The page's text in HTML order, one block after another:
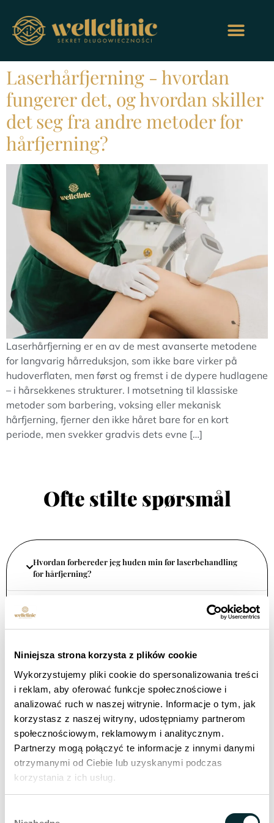
Niniejsza strona korzysta z plików cookie
Wykorzystujemy pliki cookie do spersonalizowania treści
i reklam, aby oferować funkcje społecznościowe i
analizować ruch w naszej witrynie. Informacje o tym, jak
korzystasz z naszej witryny, udostępniamy partnerom
społecznościowym, reklamowym i analitycznym.
Partnerzy mogą połączyć te informacje z innymi danymi
otrzymanymi od Ciebie lub uzyskanymi podczas
korzystania z ich usług.
Laserhårfjerning - hvordan
fungerer det, og hvordan skiller
det seg fra andre metoder for
hårfjerning?
Laserhårfjerning er en av de mest avanserte metodene
for langvarig hårreduksjon, som ikke bare virker på
hudoverflaten, men først og fremst i de dypere hudlagene
– i hårsekkenes strukturer. I motsetning til klassiske
metoder som barbering, voksing eller mekanisk
hårfjerning, fjerner den ikke håret bare for en kort
periode, men svekker gradvis dets evne […]
Ofte stilte spørsmål
Hvordan forbereder jeg huden min før laserbehandling
for hårfjerning?
Hvor lenge varer resultatene etter å ha fullført hele serien
Kan hårfjerning med laser forårsake bivirkninger?
Kan hårfjerning med laser utføres hele året?
Når kan du merke de første resultatene etter
laserhårfjerning?
For hvem kan laserhårfjerning ikke være det beste valget?